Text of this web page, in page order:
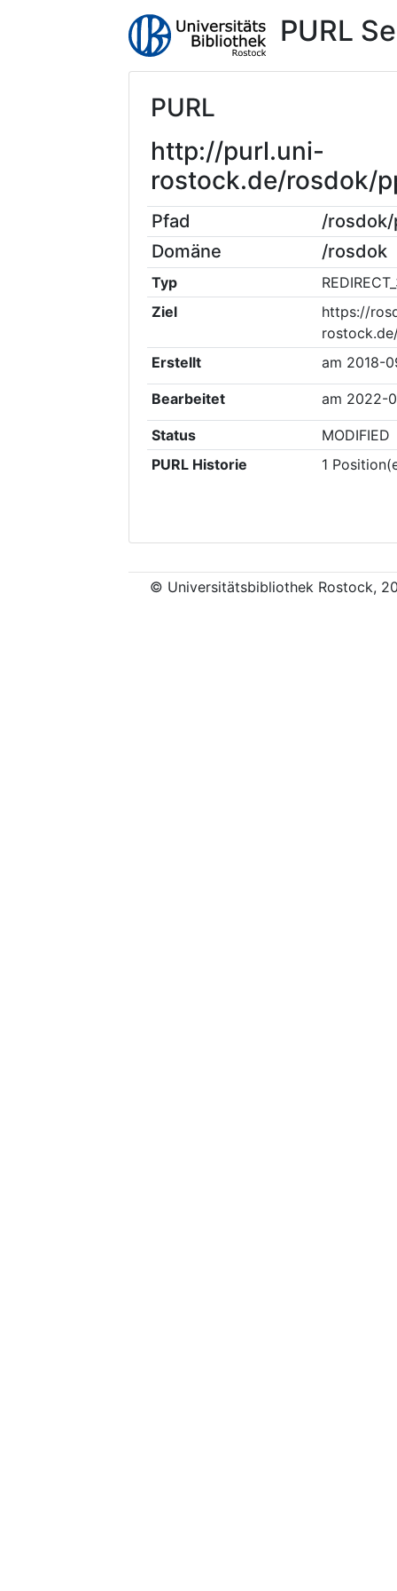
PURL
PURL
http://purl.uni-
rostock.de/rosdok/
Pfad
/rosdok/
Domäne
/rosdok
Typ
Ziel
https://
Erstellt
am 2018-
Bearbeitet am 2022-
Status
MODIFIED
PURL Historie
1
© Universitätsbibliothek Rostock,